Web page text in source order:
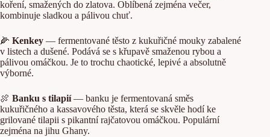
koření, smažených do zlatova. Oblíbená zejména večer,
kombinuje sladkou a pálivou chuť.
🌽 Kenkey — fermentované těsto z kukuřičné mouky zabalené
v listech a dušené. Podává se s křupavě smaženou rybou a
pálivou omáčkou. Je to trochu chaotické, lepivé a absolutně
výborné.
🍖 Banku s tilapií— banku je fermentovaná směs
kukuřičného a kassavového těsta, která se skvěle hodí ke
grilované tilapii s pikantní rajčatovou omáčkou. Populární
zejména na jihu Ghany.